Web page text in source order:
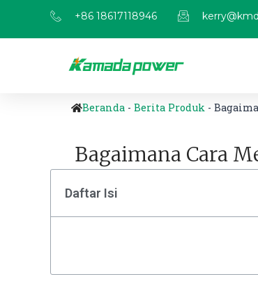
+86 18617118946
Beranda - Berita Produk -
Bagaimana Cara
Daftar Isi